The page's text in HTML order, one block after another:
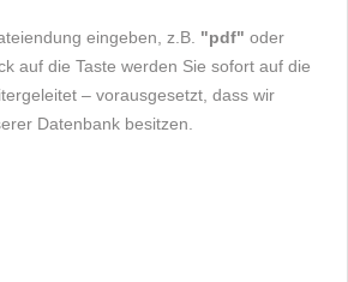
eingeben, z.B. "pdf" oder
auf die Taste werden Sie sofort auf die
– vorausgesetzt, dass wir
Datenbank besitzen.